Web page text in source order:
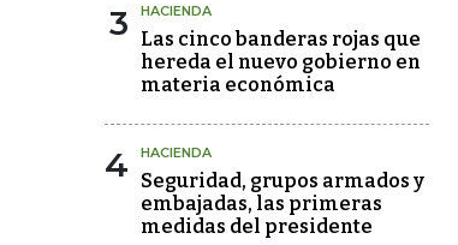
3 HACIENDA
Las cinco banderas rojas que
hereda el nuevo gobierno en
materia económica
4 HACIENDA
Seguridad, grupos armados y
embajadas, las primeras
medidas del presidente